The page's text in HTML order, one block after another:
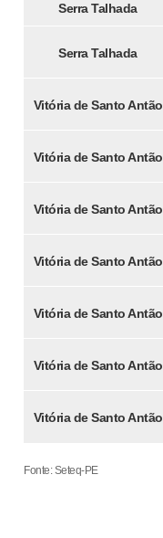
Serra Talhada
Serra Talhada
Vitória de Santo Antão
Vitória de Santo Antão
Vitória de Santo Antão
Vitória de Santo Antão
Vitória de Santo Antão
Vitória de Santo Antão
Vitória de Santo Antão
Fonte: Seteq-PE